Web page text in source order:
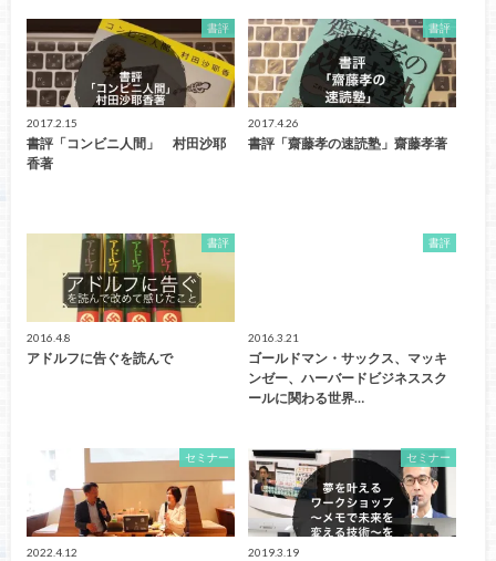
書評
2017.2.15
書評「コンビニ人間」 村田沙耶
香著
書評
2017.4.26
書評「齋藤孝の速読塾」齋藤孝著
書評
2016.4.8
アドルフに告ぐを読んで
書評
2016.3.21
ゴールドマン・サックス、マッキ
ンゼー、ハーバードビジネススク
ールに関わる世界…
セミナー
2022.4.12
セミナー
2019.3.19